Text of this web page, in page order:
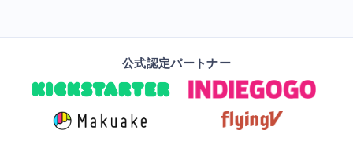
公式認定パートナー